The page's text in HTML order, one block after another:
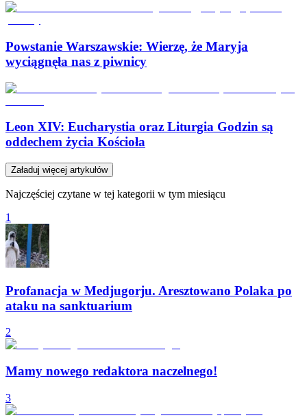
Powstanie Warszawskie: Wierzę, że Maryja
wyciągnęła nas z piwnicy
Leon XIV: Eucharystia oraz Liturgia Godzin są
oddechem życia Kościoła
Załaduj więcej artykułów
Najczęściej czytane w tej kategorii w tym miesiącu
1
Profanacja w Medjugorju. Aresztowano Polaka po
ataku na sanktuarium
2
Mamy nowego redaktora naczelnego!
3